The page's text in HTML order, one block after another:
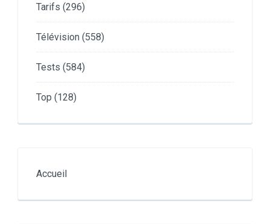
Tarifs (296)
Télévision (558)
Tests (584)
Top (128)
Accueil